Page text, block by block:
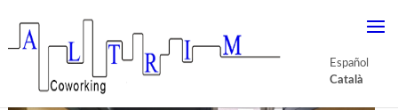
Español
Català